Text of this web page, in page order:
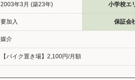
2003年3月 (築23年) 小学校エ
要加入 保証会
媒介
【バイク置き場】2,100円/月額